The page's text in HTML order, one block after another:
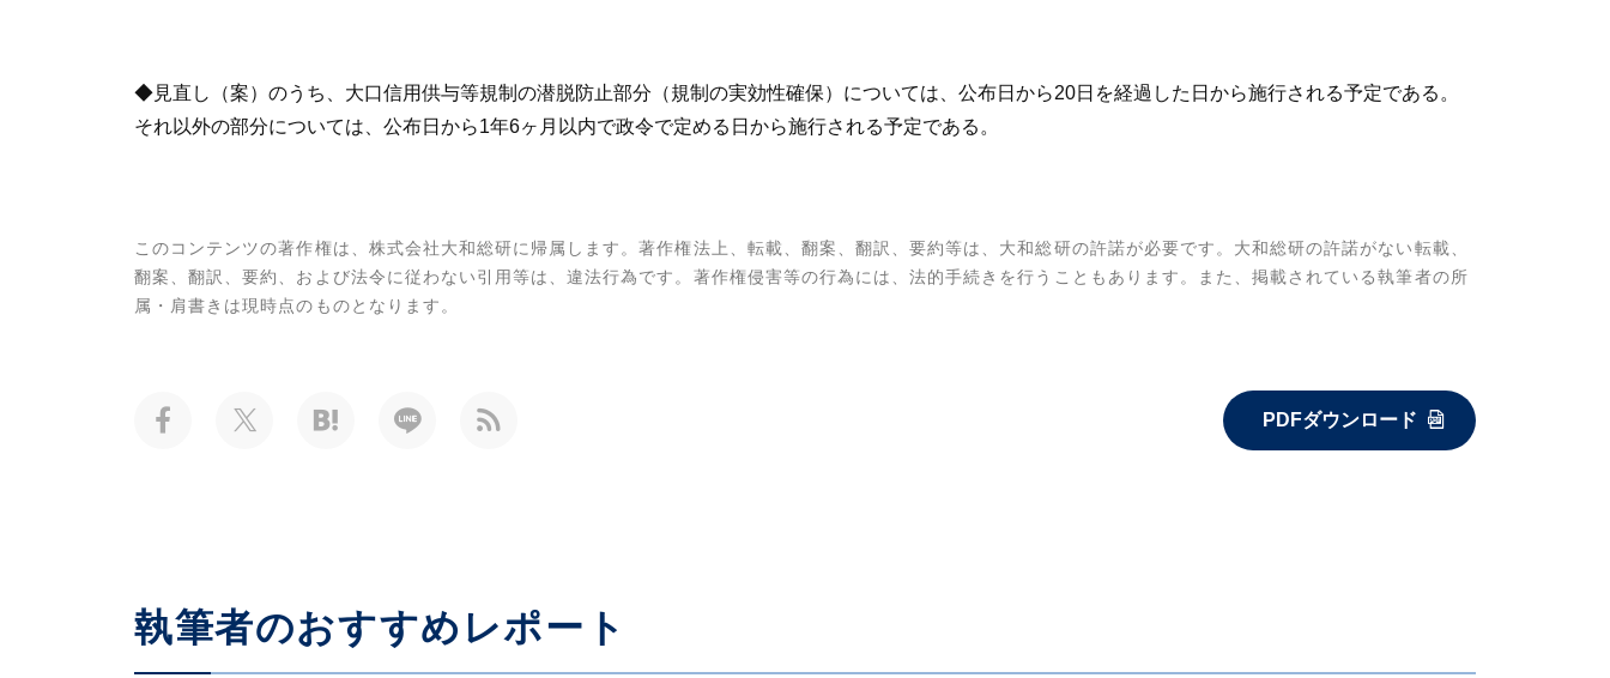
◆見直し（案）のうち、大口信用供与等規制の潜脱防止部分（規制の実効性確保）については、公布日から20日を経過した日から施行される予定である。
それ以外の部分については、公布日から1年6ヶ月以内で政令で定める日から施行される予定である。
このコンテンツの著作権は、株式会社大和総研に帰属します。著作権法上、転載、翻案、翻訳、要約等は、大和総研の許諾が必要です。大和総研の許諾がない転載、
翻案、翻訳、要約、および法令に従わない引用等は、違法行為です。著作権侵害等の行為には、法的手続きを行うこともあります。また、掲載されている執筆者の所
属・肩書きは現時点のものとなります。
PDFダウンロード
執筆者のおすすめレポート